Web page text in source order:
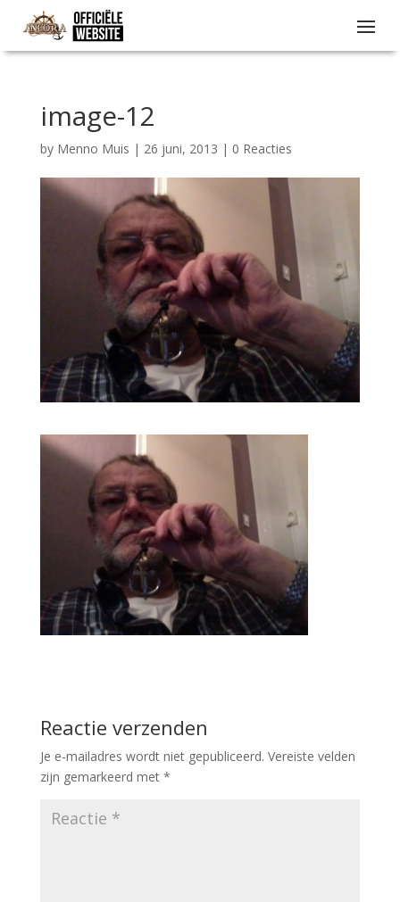
image-12
by Menno Muis | 26 juni, 2013 | 0 Reacties
Reactie verzenden
Je e-mailadres wordt niet gepubliceerd. Vereiste velden
zijn gemarkeerd met *